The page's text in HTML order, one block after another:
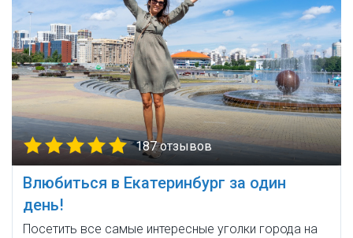
187 отзывов
Влюбиться в Екатеринбург за один
день!
Посетить все самые интересные уголки города на